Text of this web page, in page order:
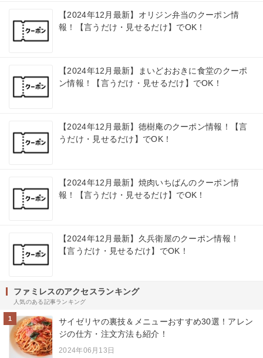
【2024年12月最新】オリジン弁当のクーポン情
報！【言うだけ・見せるだけ】でOK！
【2024年12月最新】まいどおおきに食堂のクーポ
ン情報！【言うだけ・見せるだけ】でOK！
【2024年12月最新】徳樹庵のクーポン情報！【言
うだけ・見せるだけ】でOK！
【2024年12月最新】焼肉いちばんのクーポン情
報！【言うだけ・見せるだけ】でOK！
【2024年12月最新】久兵衛屋のクーポン情報！
【言うだけ・見せるだけ】でOK！
ファミレスのアクセスランキング
人気のある記事ランキング
1
サイゼリヤの裏技＆メニューおすすめ30選！アレン
ジの仕方・注文方法も紹介！
2024年06月13日